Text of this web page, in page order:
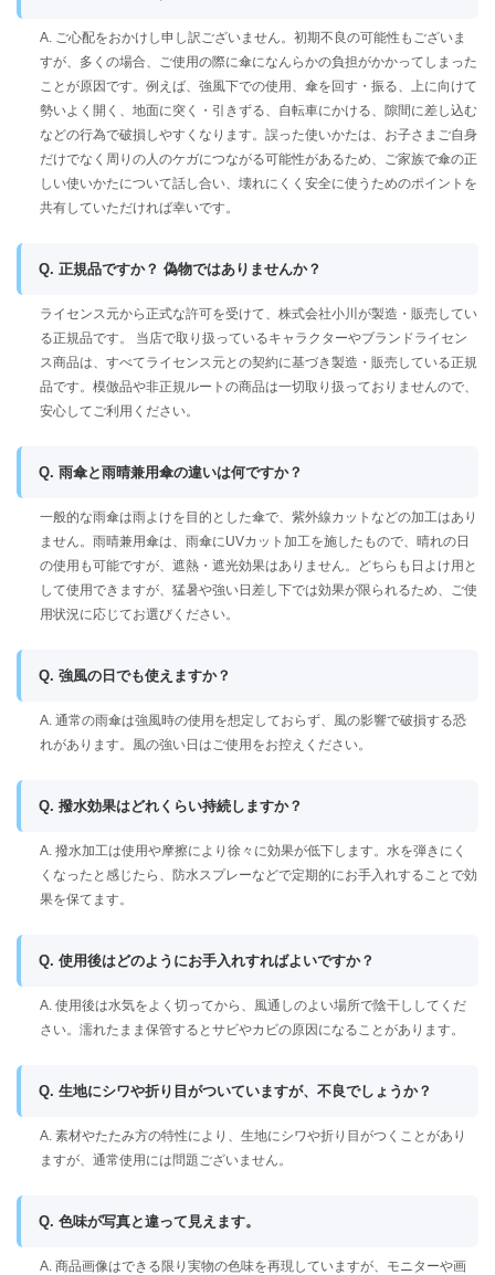
A. ご心配をおかけし申し訳ございません。初期不良の可能性もございま
すが、多くの場合、ご使用の際に傘になんらかの負担がかかってしまった
ことが原因です。例えば、強風下での使用、傘を回す・振る、上に向けて
勢いよく開く、地面に突く・引きずる、自転車にかける、隙間に差し込む
などの行為で破損しやすくなります。誤った使いかたは、お子さまご自身
だけでなく周りの人のケガにつながる可能性があるため、ご家族で傘の正
しい使いかたについて話し合い、壊れにくく安全に使うためのポイントを
共有していただければ幸いです。
Q. 正規品ですか？ 偽物ではありませんか？
ライセンス元から正式な許可を受けて、株式会社小川が製造・販売してい
る正規品です。 当店で取り扱っているキャラクターやブランドライセン
ス商品は、すべてライセンス元との契約に基づき製造・販売している正規
品です。模倣品や非正規ルートの商品は一切取り扱っておりませんので、
安心してご利用ください。
Q. 雨傘と雨晴兼用傘の違いは何ですか？
一般的な雨傘は雨よけを目的とした傘で、紫外線カットなどの加工はあり
ません。雨晴兼用傘は、雨傘にUVカット加工を施したもので、晴れの日
の使用も可能ですが、遮熱・遮光効果はありません。どちらも日よけ用と
して使用できますが、猛暑や強い日差し下では効果が限られるため、ご使
用状況に応じてお選びください。
Q. 強風の日でも使えますか？
A. 通常の雨傘は強風時の使用を想定しておらず、風の影響で破損する恐
れがあります。風の強い日はご使用をお控えください。
Q. 撥水効果はどれくらい持続しますか？
A. 撥水加工は使用や摩擦により徐々に効果が低下します。水を弾きにく
くなったと感じたら、防水スプレーなどで定期的にお手入れすることで効
果を保てます。
Q. 使用後はどのようにお手入れすればよいですか？
A. 使用後は水気をよく切ってから、風通しのよい場所で陰干ししてくだ
さい。濡れたまま保管するとサビやカビの原因になることがあります。
Q. 生地にシワや折り目がついていますが、不良でしょうか？
A. 素材やたたみ方の特性により、生地にシワや折り目がつくことがあり
ますが、通常使用には問題ございません。
Q. 色味が写真と違って見えます。
A. 商品画像はできる限り実物の色味を再現していますが、モニターや画